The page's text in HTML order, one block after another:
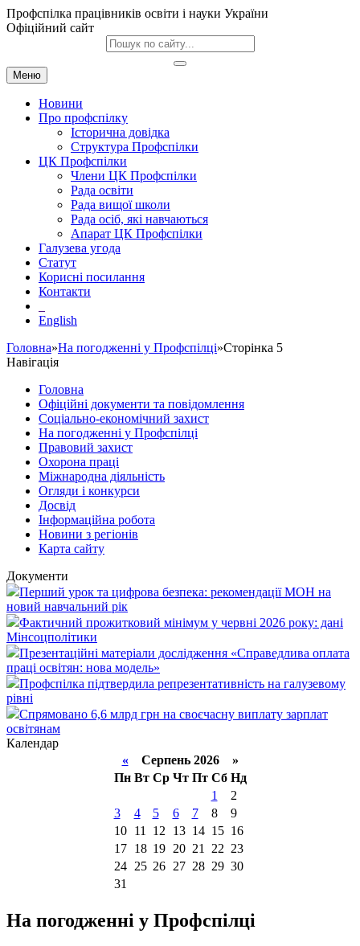
Профспілка працівників освіти і науки України
Офіційний сайт
Меню
Новини
Про профспілку
Історична довідка
Структура Профспілки
ЦК Профспілки
Члени ЦК Профспілки
Рада освіти
Рада вищої школи
Рада осіб, які навчаються
Апарат ЦК Профспілки
Галузева угода
Статут
Корисні посилання
Контакти
English
Головна»На погодженні у Профспілці»Сторінка 5
Навігація
Головна
Офіційні документи та повідомлення
Соціально-економічний захист
На погодженні у Профспілці
Правовий захист
Охорона праці
Міжнародна діяльність
Огляди і конкурси
Досвід
Інформаційна робота
Новини з регіонів
Карта сайту
Документи
Перший урок та цифрова безпека: рекомендації МОН на
новий навчальний рік
Фактичний прожитковий мінімум у червні 2026 року: дані
Мінсоцполітики
Презентаційні матеріали дослідження «Справедлива оплата
праці освітян: нова модель»
Профспілка підтвердила репрезентативність на галузевому
рівні
Спрямовано 6,6 млрд грн на своєчасну виплату зарплат
освітянам
Календар
«Серпень 2026 »
Пн Вт Ср Чт Пт Сб Нд
1
2
3
4 5 6 7 8
9
10
11 12 13 14 15 16
17
18 19 20 21 22 23
24
25 26 27 28 29 30
31
На погодженні у Профспілці